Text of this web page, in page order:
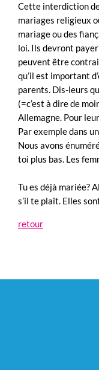
Cette interdiction
mariages religieux
mariage ou des
loi. Ils devront
peuvent être
qu’il est important
parents. Dis-leurs
(=c’est à dire de
Allemagne. Pour
Par exemple dans
Nous avons
toi plus bas. Les
Tu es déjà mariée?
s’il te plaît. Elles
retour